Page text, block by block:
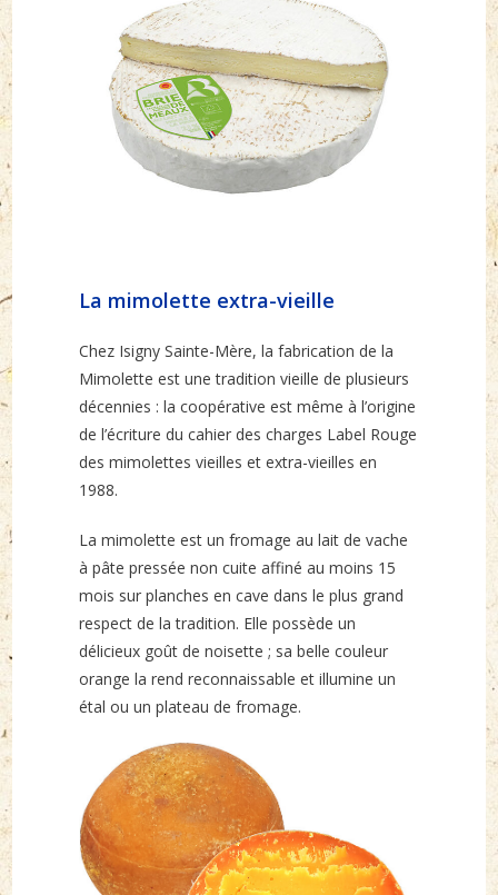
La mimolette extra-vieille
Chez Isigny Sainte-Mère, la fabrication de la
Mimolette est une tradition vieille de plusieurs
décennies : la coopérative est même à l’origine
de l’écriture du cahier des charges Label Rouge
des mimolettes vieilles et extra-vieilles en
1988.
La mimolette est un fromage au lait de vache
à pâte pressée non cuite affiné au moins 15
mois sur planches en cave dans le plus grand
respect de la tradition. Elle possède un
délicieux goût de noisette ; sa belle couleur
orange la rend reconnaissable et illumine un
étal ou un plateau de fromage.